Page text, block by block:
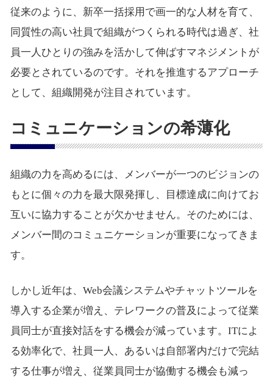
従来のように、新卒一括採用で画一的な人材を育て、
同質性の高い社員で組織がつくられる時代は過ぎ、社
員一人ひとりの強みを活かして伸ばすマネジメントが
必要とされているのです。それを推進するアプローチ
として、組織開発が注目されています。
コミュニケーションの希薄化
組織の力を高めるには、メンバーが一つのビジョンの
もとに個々の力を最大限発揮し、目標達成に向けてお
互いに協力することが欠かせません。そのためには、
メンバー間のコミュニケーションが重要になってきま
す。
しかし近年は、Web会議システムやチャットツールを
導入する企業が増え、テレワークの普及によって従業
員同士が直接対話をする機会が減っています。ITによ
る効率化で、社員一人、あるいは自部署内だけで完結
する仕事が増え、従業員同士が協働する機会も減っ